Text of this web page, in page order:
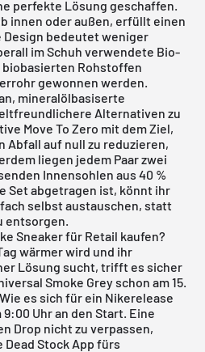
perfekte Lösung geschaffen.
innen oder außen, erfüllt einen
bedeutet weniger
im Schuh verwendete Bio-
biobasierten Rohstoffen
gewonnen werden.
mineralölbasiserte
Alternativen zu
Move To Zero mit dem Ziel,
Abfall auf null zu reduzieren,
liegen jedem Paar zwei
Innensohlen aus 40 %
Set abgetragen ist, könnt ihr
selbst austauschen, statt
entsorgen.
Sneaker für Retail kaufen?
wärmer wird und ihr
Lösung sucht, trifft es sicher
Smoke Grey schon am 15.
es sich für ein Nikerelease
Uhr an den Start. Eine
Drop nicht zu verpassen,
Stock App fürs